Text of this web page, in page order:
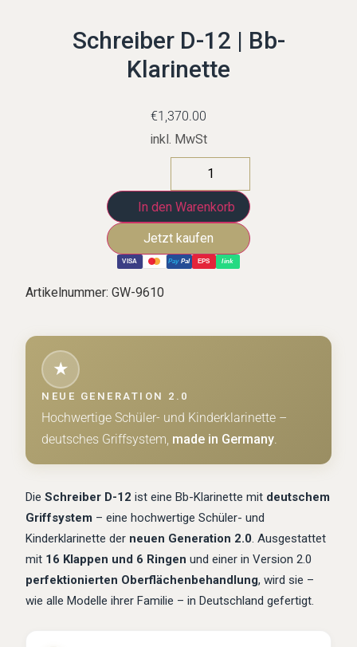
Schreiber D-12 | Bb-
Klarinette
€1,370.00
inkl. MwSt
In den Warenkorb
VISA Pay Pal EPS link
Artikelnummer:GW-9610
★
NEUE GENERATION 2.0
Hochwertige Schüler- und Kinderklarinette –
deutsches Griffsystem, made in Germany
DieSchreiber D-12 ist eine Bb-Klarinette mit deutschem
Griffsystem – eine hochwertige Schüler- und
Kinderklarinette der neuen Generation 2.0. Ausgestattet
mit 16 Klappen und 6 Ringen und einer in Version 2.0
perfektionierten Oberflächenbehandlung, wird sie –
wie alle Modelle ihrer Familie – in Deutschland gefertigt.